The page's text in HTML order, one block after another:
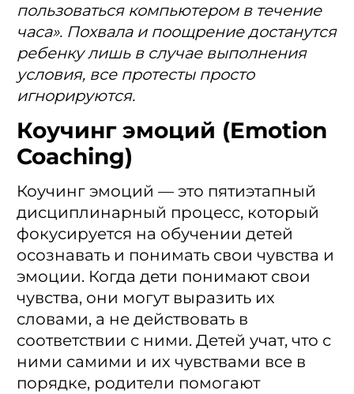
пользоваться компьютером в течение
часа». Похвала и поощрение достанутся
ребенку лишь в случае выполнения
условия, все протесты просто
игнорируются.
Коучинг эмоций (Emotion
Coaching)
Коучинг эмоций — это пятиэтапный
дисциплинарный процесс, который
фокусируется на обучении детей
осознавать и понимать свои чувства и
эмоции. Когда дети понимают свои
чувства, они могут выразить их
словами, а не действовать в
соответствии с ними. Детей учат, что с
ними самими и их чувствами все в
порядке, родители помогают